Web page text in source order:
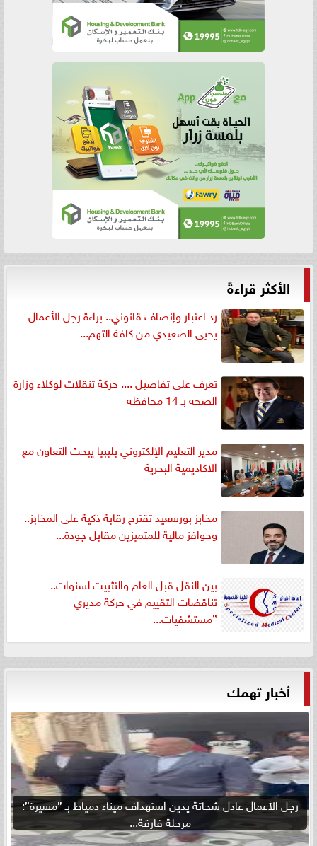
الأكثر قراءةً
رد اعتبار وإنصاف قانوني.. براءة رجل الأعمال
يحيى الصعيدي من كافة التهم...
تعرف على تفاصيل .... حركة تنقلات لوكلاء وزارة
الصحه بـ 14 محافظه
مدير التعليم الإلكتروني بليبيا يبحث التعاون مع
الأكاديمية البحرية
مخابز بورسعيد تقترح رقابة ذكية على المخابز..
وحوافز مالية للمتميزين مقابل جودة...
بين النقل قبل العام والتثبيت لسنوات..
تناقضات التقييم في حركة مديري
”مستشفيات...
أخبار تهمك
رجل الأعمال عادل شحاتة يدين استهداف ميناء دمياط بـ ”مسيرة”:
مرحلة فارقة...